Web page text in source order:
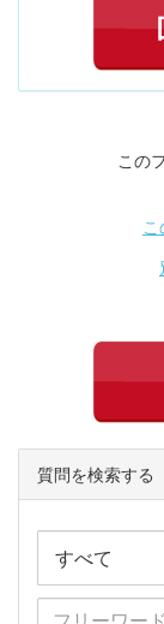
この
こ
質問を検索する